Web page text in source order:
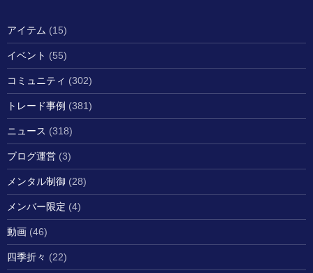
アイテム (15)
イベント (55)
コミュニティ (302)
トレード事例 (381)
ニュース (318)
ブログ運営 (3)
メンタル制御 (28)
メンバー限定 (4)
動画 (46)
四季折々 (22)